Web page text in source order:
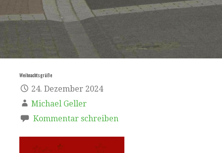
Weihnachtsgrüße
24. Dezember 2024
Michael Geller
Kommentar schreiben